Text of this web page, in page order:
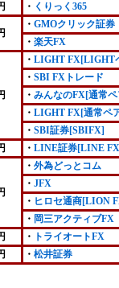
・ くりっく365
・ GMOクリック証券
・ 楽天FX
・ LIGHT FX[LIGHT
・ SBI FXトレード
・ みんなのFX[通常
・ LIGHT FX[通常ペ
・ SBI証券[SBIFX]
・ LINE証券[LINE
・ 外為どっとコム
・ JFX
・ ヒロセ通商[LION
・ 岡三アクティブFX
・
トライオートFX
・ 松井証券